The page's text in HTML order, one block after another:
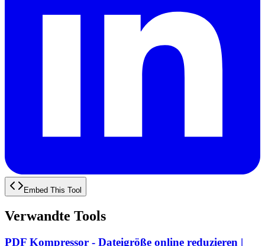
Embed This Tool
Verwandte Tools
PDF Kompressor - Dateigröße online reduzieren |